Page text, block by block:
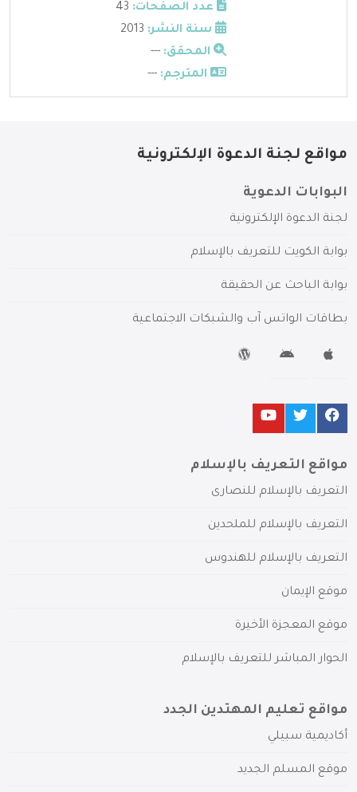
عدد الصفحات:
سنة النشر:
المحقق: ---
المترجم: ---
مواقع لجنة الدعوة الإلكترونية
البوابات الدعوية
لجنة الدعوة الإلكترونية
بوابة الكويت للتعريف بالإسلام
بوابة الباحث عن الحقيقة
بطاقات الواتس آب والشبكات الاجتماعية
مواقع التعريف بالإسلام
التعريف بالإسلام للنصارى
التعريف بالإسلام للملحدين
التعريف بالإسلام للهندوس
موقع الإيمان
موقع المعجزة الأخيرة
الحوار المباشر للتعريف بالإسلام
مواقع تعليم المهتدين الجدد
أكاديمية سبيلي
موقع المسلم الجديد